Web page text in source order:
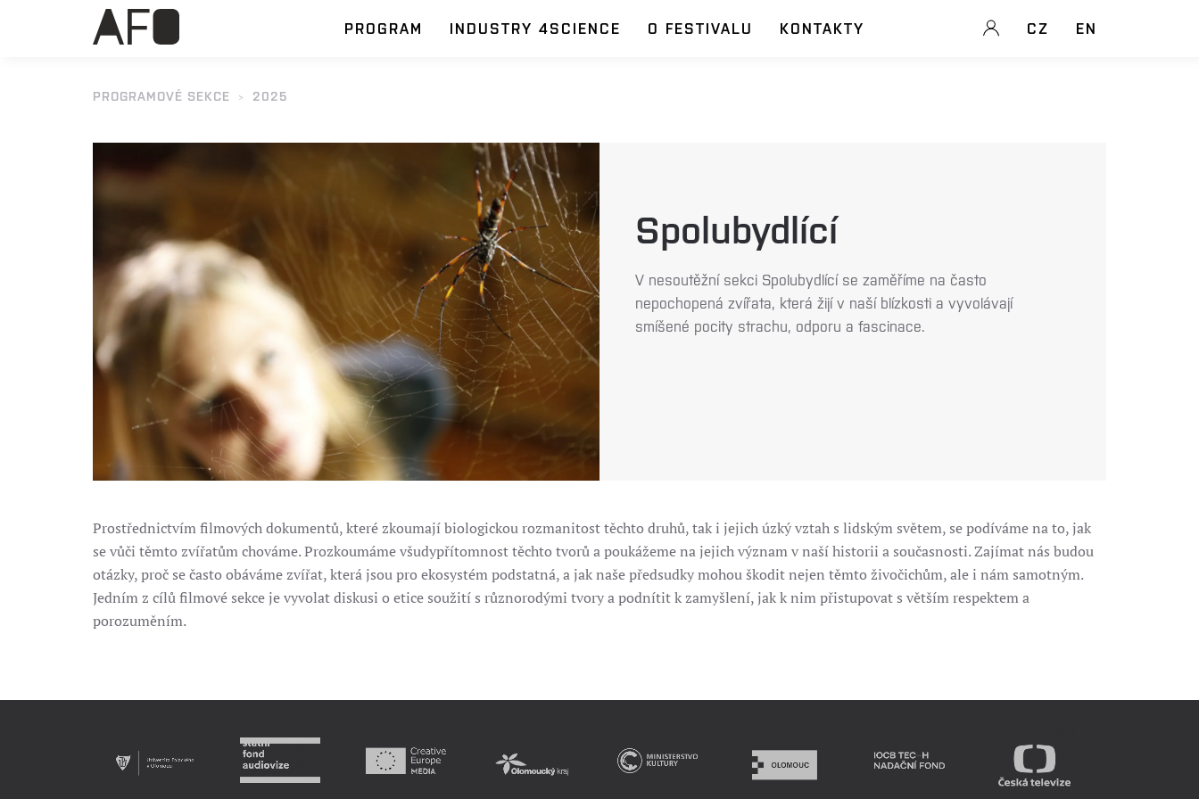
PROGRAM INDUSTRY 4SCIENCE O FESTIVALU KONTAKTY CZ EN
PROGRAMOVÉ SEKCE 2025
Spolubydlící
V nesoutěžní sekci Spolubydlící se zaměříme na často
nepochopená zvířata, která žijí v naší blízkosti a vyvolávají
smíšené pocity strachu, odporu a fascinace.
Prostřednictvím filmových dokumentů, které zkoumají biologickou rozmanitost těchto druhů, tak i jejich úzký vztah s lidským světem, se podíváme na to, jak
se vůči těmto zvířatům chováme. Prozkoumáme všudypřítomnost těchto tvorů a poukážeme na jejich význam v naší historii a současnosti. Zajímat nás budou
otázky, proč se často obáváme zvířat, která jsou pro ekosystém podstatná, a jak naše předsudky mohou škodit nejen těmto živočichům, ale i nám samotným.
Jedním z cílů filmové sekce je vyvolat diskusi o etice soužití s různorodými tvory a podnítit k zamyšlení, jak k nim přistupovat s větším respektem a
porozuměním.